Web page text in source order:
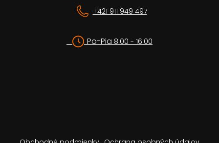
+421 911 949 497
Po-Pia 8:00 - 16:00